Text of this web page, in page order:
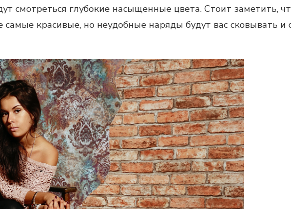
смотреться глубокие насыщенные цвета. Стоит заметить,
красивые, но неудобные наряды будут вас сковывать и